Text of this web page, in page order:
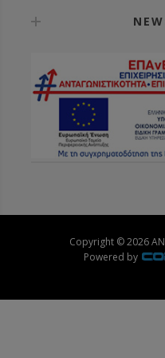
Copyright © 2026
Powered by